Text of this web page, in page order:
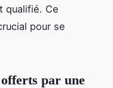
qualifié. Ce
pour se
par une